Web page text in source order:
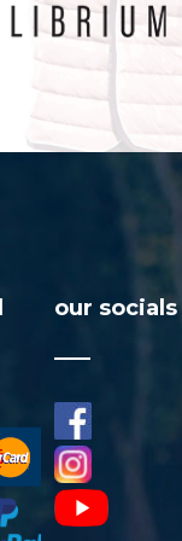
visa
our socials